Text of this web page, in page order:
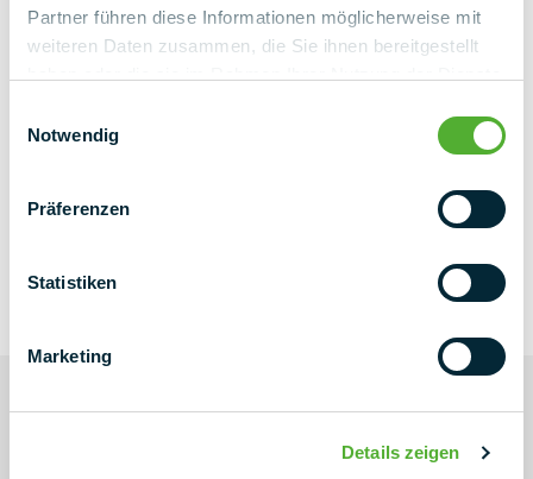
Partner führen diese Informationen möglicherweise mit
weiteren Daten zusammen, die Sie ihnen bereitgestellt
Notwendig
Präferenzen
Statistiken
Marketing
Details zeigen
NEXT LEVEL